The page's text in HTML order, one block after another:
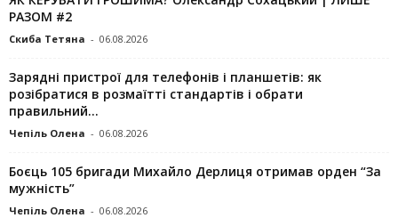
РАЗОМ #2
Скиба Тетяна - 06.08.2026
Зарядні пристрої для телефонів і планшетів: як
розібратися в розмаїтті стандартів і обрати
правильний...
Чепіль Олена - 06.08.2026
Боєць 105 бригади Михайло Дерлиця отримав орден “За
мужність”
Чепіль Олена - 06.08.2026